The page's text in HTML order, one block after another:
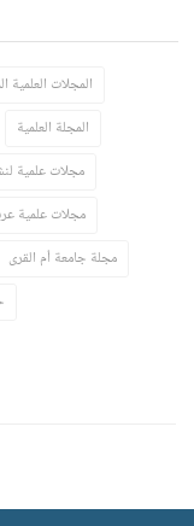
المجلات
المجلة العلمية
مجلات علمية
مجلات علمية
مجلة جامعة أم القرى